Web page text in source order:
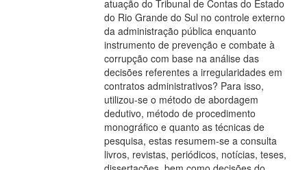
atuação do Tribunal de Contas do Estado
do Rio Grande do Sul no controle externo
da administração pública enquanto
instrumento de prevenção e combate à
corrupção com base na análise das
decisões referentes a irregularidades em
contratos administrativos? Para isso,
utilizou-se o método de abordagem
dedutivo, método de procedimento
monográfico e quanto as técnicas de
pesquisa, estas resumem-se a consulta
livros, revistas, periódicos, notícias, teses,